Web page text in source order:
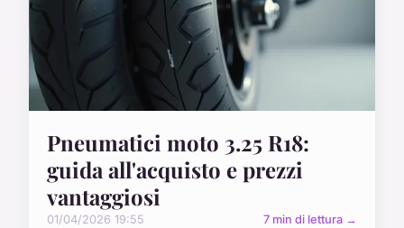
Pneumatici moto 3.25 R18:
guida all'acquisto e prezzi
vantaggiosi
01/04/2026 19:55 7 min di lettura →